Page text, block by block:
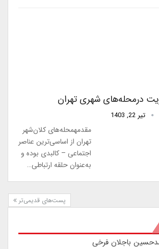
درمحله‌های شهری تهران
تیر 22, 1403
مقدمهمحله‌های کلان‌شهر
تهران از اساسی‌ترین عناصر
اجتماعی – کالبدی بوده و
به‌‌عنوان حلقه ارتباطی…
پست‌های قدیمی‌تر
باجلان فرخی